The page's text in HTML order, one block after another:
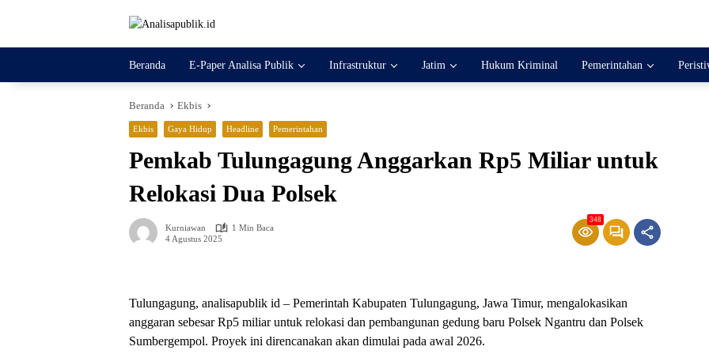
Beranda E-Paper Analisa Publik Infrastruktur Jatim Hukum Kriminal Pemerintahan
Beranda Ekbis
Ekbis Gaya Hidup Headline Pemerintahan
Pemkab Tulungagung Anggarkan Rp5 Miliar untuk
Relokasi Dua Polsek
Kurniawan
1 Min Baca
4 Agustus 2025
348
Tulungagung, analisapublik id – Pemerintah Kabupaten Tulungagung, Jawa Timur, mengalokasikan
anggaran sebesar Rp5 miliar untuk relokasi dan pembangunan gedung baru Polsek Ngantru dan Polsek
Sumbergempol. Proyek ini direncanakan akan dimulai pada awal 2026.